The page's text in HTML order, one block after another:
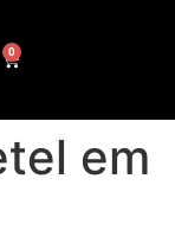
0
em